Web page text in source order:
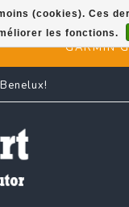
GARMIN
(cookies). Ces
les fonctions.